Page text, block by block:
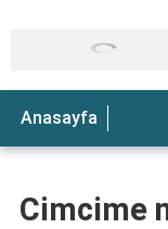
Anasayfa
Cimcime